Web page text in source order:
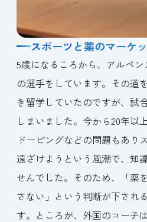
スポーツと薬のマーケ
5歳になるころから、アルペ
の選手をしています。その道
き留学していたのですが、試
しまいました。今から20年以
ドーピングなどの問題もあり
遠ざけようという風潮で、知
せんでした。そのため、「薬
さない」という判断が下され
す。ところが、外国のコーチ